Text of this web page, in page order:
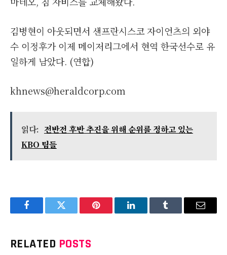
김병현이 아웃되면서 샌프란시스코 자이언츠의 외야
수 이정후가 이제 메이저리그에서 현역 한국선수로 유
일하게 남았다. (연합)
khnews@heraldcorp.com
읽다: 전반전 후반 추진을 위해 순위를 정하고 있는
KBO 팀들
FacebookTwitter Pinterest LinkedInTumblr Email
RELATED POSTS